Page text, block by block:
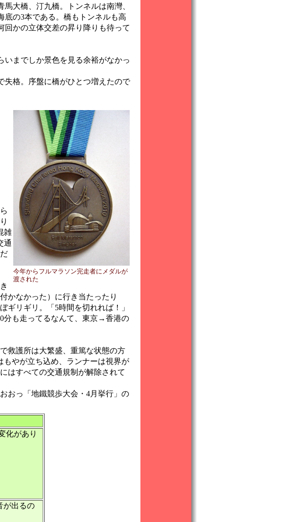
大橋、汀九橋。トンネルは南灣、
底の3本である。橋もトンネルも高
回かの立体交差の昇り降りも待って
でしか景色を見る余裕がなかっ
格。序盤に橋がひとつ増えたので
今年からフルマラソン完走者にメダルが
渡された
雑
通
かなかった）に行き当たったり
ギリギリ。「5時間を切れれば！」
分も走ってるなんて、東京→香港の
救護所は大繁盛、重篤な状態の方
もやが立ち込め、ランナーは視界が
はすべての交通規制が解除されて
おっ「地鐵競歩大会・4月挙行」の
化があり
出るの